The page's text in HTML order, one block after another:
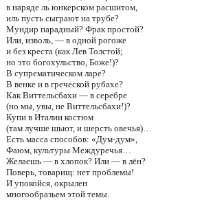
в наряде ль юнкерском расшитом,
иль пусть сыграют на трубе?
Мундир парадный? Фрак простой?
Или, изволь, — в одной рогоже
и без креста (как Лев Толстой;
но это богохульство, Боже!)?
В супрематическом ларе?
В венке и в греческой рубахе?
Как Виттельсбахи — в серебре
(но мы, увы, не Виттельсбахи!)?
Купи в Италии костюм
(там лучше шьют, и шерсть овечья)…
Есть масса способов: «Дум-дум»,
Фаюм, культуры Междуречья…
Желаешь — в хлопок? Или — в лён?
Поверь, товарищ: нет проблемы!
И упокойся, окрылен
многообразьем этой темы.